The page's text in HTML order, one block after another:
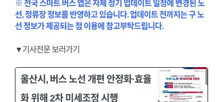
※ 전국 스마트 버스 앱은 자체 정기 업데이트 일정에 변경된 노
선, 정류장 정보를 반영하고 있습니다. 업데이트 전까지는 구 노
선 정보가 제공되는 점 이용에 참고부탁드립니다.
▼기사전문 보러가기
울산시, 버스 노선 개편 안정화·효율
화 위해 2차 미세조정 시행